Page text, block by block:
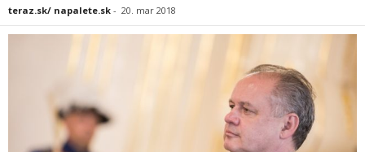
teraz.sk/ napalete.sk - 20. mar 2018